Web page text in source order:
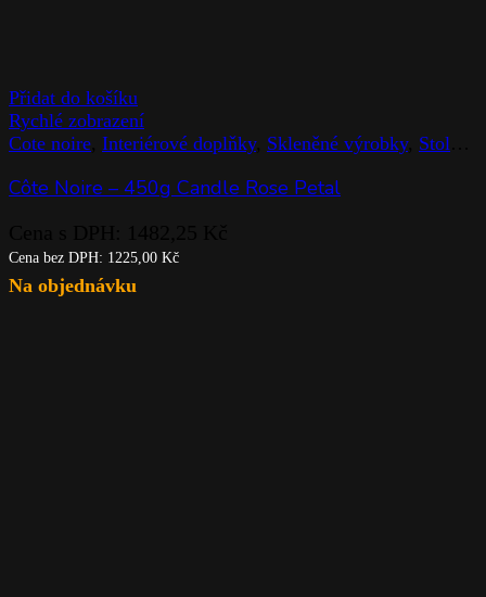
Přidat do košíku
Rychlé zobrazení
Cote noire Interiérové doplňky, Skleněné výrobky, Stolováni
Côte Noire – 450g Candle Rose Petal
Cena bez DPH: 1225,00 Kč
Na objednávku